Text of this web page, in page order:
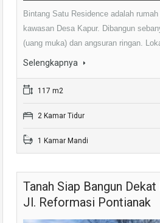
Bintang Satu Residence adalah
kawasan Desa Kapur. Dibangun
(uang muka) dan angsuran ringan.
Selengkapnya
117 m2
2 Kamar Tidur
1 Kamar Mandi
Tanah Siap Bangun
Jl. Reformasi Pontianak